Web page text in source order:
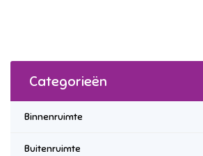
Categorieën
Binnenruimte
Buitenruimte